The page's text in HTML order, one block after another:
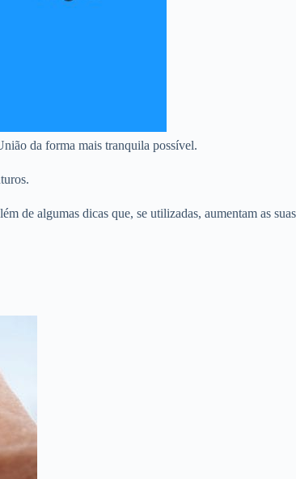
da forma mais tranquila possível.
de algumas dicas que, se utilizadas, aumentam as suas